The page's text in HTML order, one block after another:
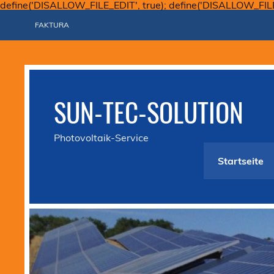
define('DISALLOW_FILE_EDIT', true);
FAKTURA
SUN-TEC-SOLUTION
Photovoltaik-Service
Startseite